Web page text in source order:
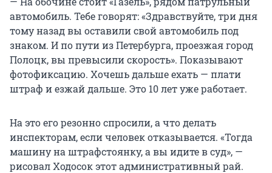
автомобиль. Тебе говорят: «Здравствуйте, три дня
тому назад вы оставили свой автомобиль под
знаком. И по пути из Петербурга, проезжая город
Полоцк, вы превысили скорость». Показывают
фотофиксацию. Хочешь дальше ехать — плати
штраф и езжай дальше. Это 10 лет уже работает.
На это его резонно спросили, а что делать
инспекторам, если человек отказывается. «Тогда
машину на штрафстоянку, а вы идите в суд», —
рисовал Ходосок этот административный рай.